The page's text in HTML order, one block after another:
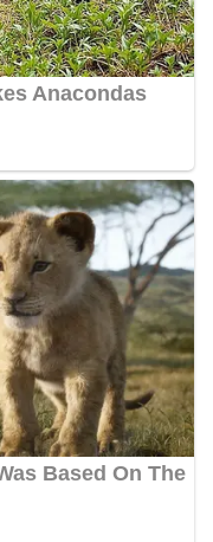
kerawanan,
mengganggu
menjelang
RI yang biasanya
dan
deteksi dini ini,
keamanan dapat
situasi di
aman, tertib,
perayaan HUT
Kedekatan
sambang Door
salah satu bentuk
yang
dan kedekatan
masyarakat. Melalui
tidak
informasi
mitra
keamanan lingkungan
tengah warga